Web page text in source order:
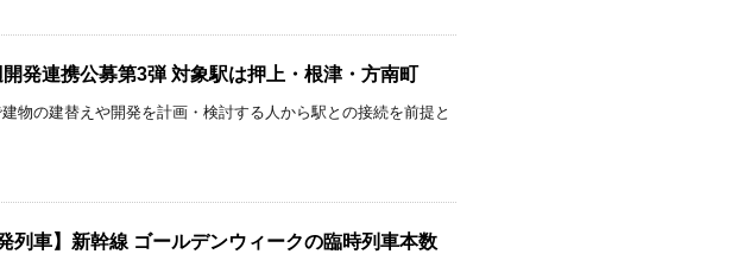
発連携公募第3弾 対象駅は押上・根津・方南町
物の建替えや開発を計画・検討する人から駅との接続を前提と
列車】新幹線 ゴールデンウィークの臨時列車本数